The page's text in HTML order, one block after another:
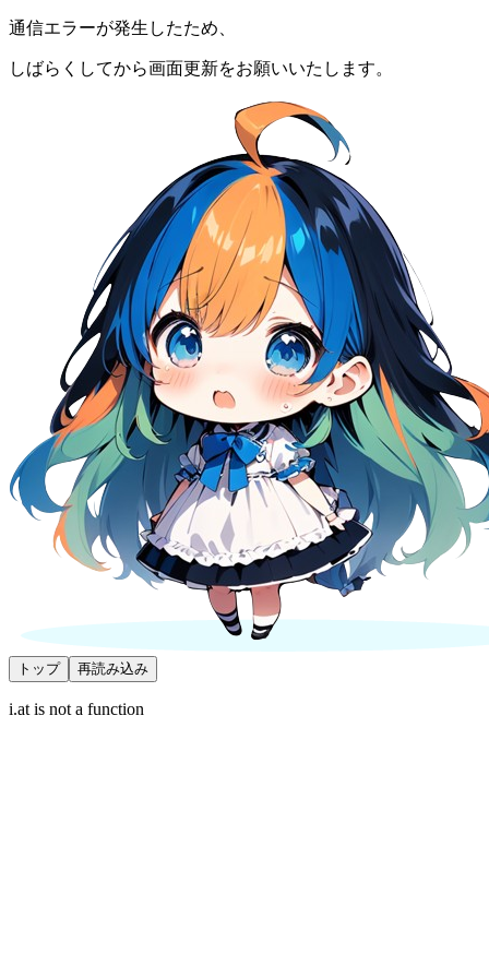
通信エラーが発生したため、
しばらくしてから画面更新をお願いいたします。
トップ 再読み込み
i.at is not a function